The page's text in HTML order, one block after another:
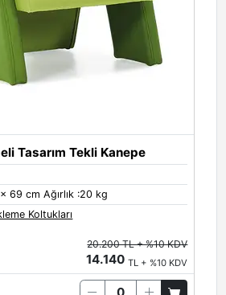
Tasarım Tekli Kanepe
69 cm Ağırlık :20 kg
Koltukları
20.200 TL + %10 KDV
14.140TL + %10 KDV